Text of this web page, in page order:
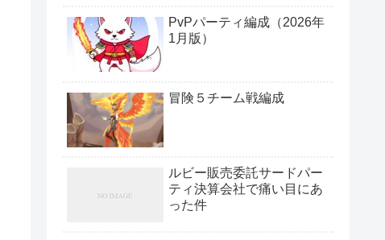
PvPパーティ編成（2026年
1月版）
冒険５チーム戦編成
ルビー販売委託サードパー
ティ決算会社で痛い目にあ
った件